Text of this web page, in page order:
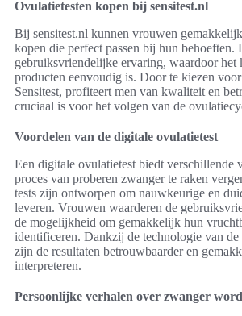
Ovulatietesten kopen bij sensitest.nl
Bij sensitest.nl kunnen vrouwen
kopen die perfect passen bij hun behoeften.
gebruiksvriendelijke ervaring, waardoor het
producten eenvoudig is. Door te kiezen
Sensitest, profiteert men van kwaliteit en
cruciaal is voor het volgen van de
Voordelen van de digitale ovulatietest
Een digitale ovulatietest biedt verschillende
proces van proberen zwanger te raken
tests zijn ontworpen om nauwkeurige en
leveren. Vrouwen waarderen de
de mogelijkheid om gemakkelijk hun
identificeren. Dankzij de technologie van
zijn de resultaten betrouwbaarder en
interpreteren.
Persoonlijke verhalen over zwanger